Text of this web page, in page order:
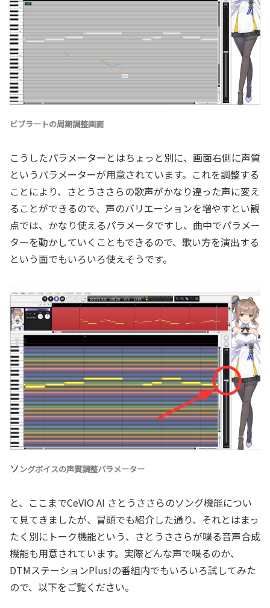
ビブラートの周期調整画面
こうしたパラメーターとはちょっと別に、画面右側に声質
というパラメーターが用意されています。これを調整する
ことにより、さとうささらの歌声がかなり違った声に変え
ることができるので、声のバリエーションを増やすとい観
点では、かなり使えるパラメータですし、曲中でパラメー
ターを動かしていくこともできるので、歌い方を演出する
という面でもいろいろ使えそうです。
ソ ングボイスの声質調整パラメーター
と、ここまでCeVIO AI さとうささらのソング機能につい
て見てきましたが、冒頭でも紹介した通り、それとはまっ
たく別にトーク機能という、さとうささらが喋る音声合成
機能も用意されています。実際どんな声で喋るのか、
DTMステーションPlus!の番組内でもいろいろ試してみた
ので、以下をご覧ください。